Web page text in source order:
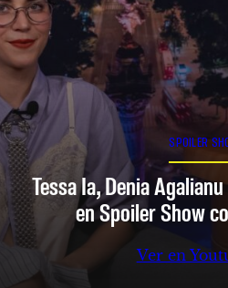
SPOILER
Tessa Ia, Denia
en Spoiler Show
Ver en